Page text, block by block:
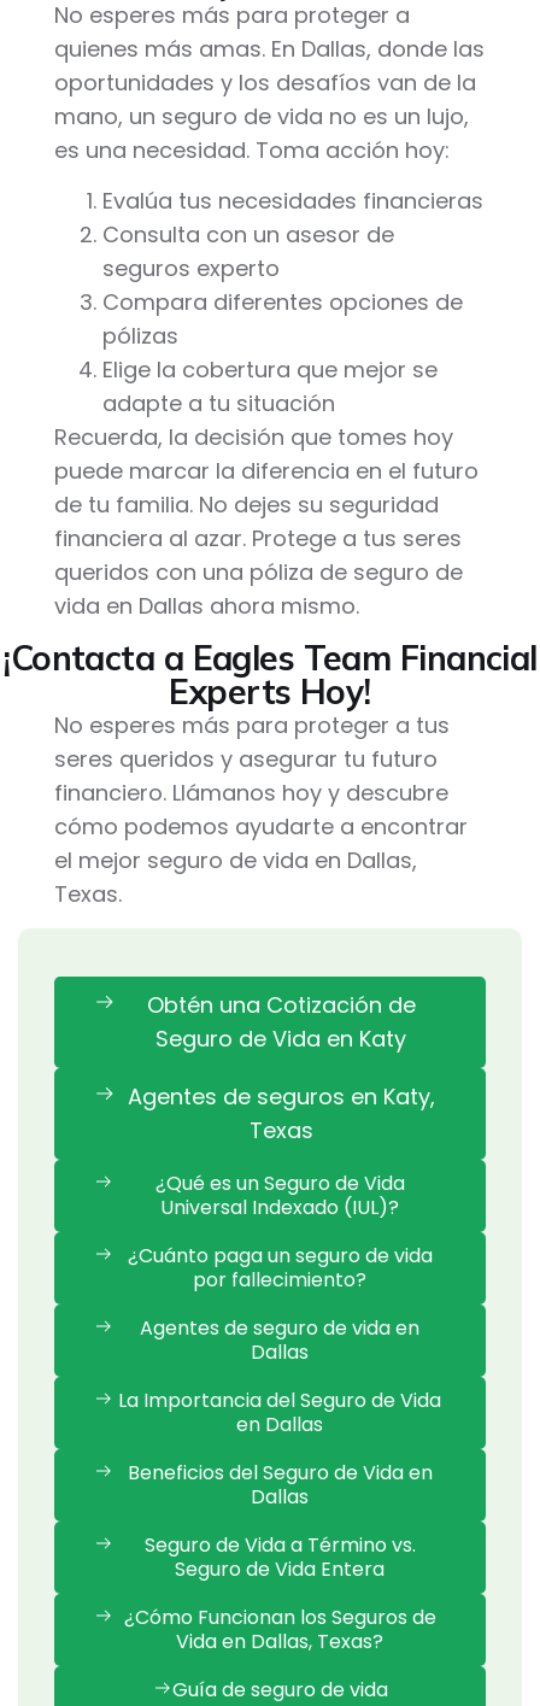
Obtén una Cotización de
Seguro de Vida en Katy
Agentes de seguros en Katy,
Texas
¿Qué es un Seguro de Vida
Universal Indexado (IUL)?
¿Cuánto paga un seguro de vida
por fallecimiento?
Agentes de seguro de vida en
Dallas
La Importancia del Seguro de Vida
en Dallas
Beneficios del Seguro de Vida en
Dallas
Seguro de Vida a Término vs.
Seguro de Vida Entera
¿Cómo Funcionan los Seguros de
Vida en Dallas, Texas?
Guía de seguro de vida
No esperes más para proteger a
quienes más amas. En Dallas, donde las
oportunidades y los desafíos van de la
mano, un seguro de vida no es un lujo,
es una necesidad. Toma acción hoy:
Evalúa tus necesidades financieras
Consulta con un asesor de
seguros experto
Compara diferentes opciones de
pólizas
Elige la cobertura que mejor se
adapte a tu situación
Recuerda, la decisión que tomes hoy
puede marcar la diferencia en el futuro
de tu familia. No dejes su seguridad
financiera al azar. Protege a tus seres
queridos con una póliza de seguro de
vida en Dallas ahora mismo.
¡Contacta a Eagles Team Financial
Experts Hoy!
No esperes más para proteger a tus
seres queridos y asegurar tu futuro
financiero. Llámanos hoy y descubre
cómo podemos ayudarte a encontrar
el mejor seguro de vida en Dallas,
Texas.